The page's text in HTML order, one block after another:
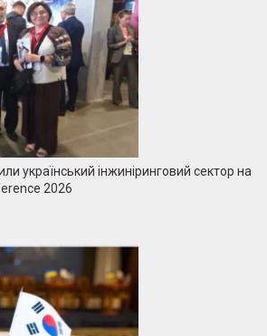
український інжиніринговий сектор на
2026